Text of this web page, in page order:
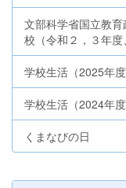
文部科学省国立教
校（令和２，３年度
学校生活（2025年度
学校生活（2024年度
くまなびの日